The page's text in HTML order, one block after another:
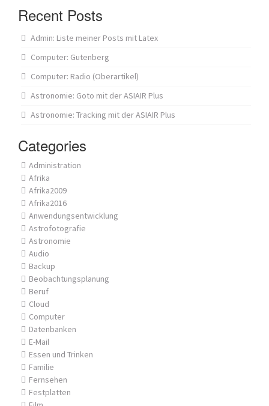
Recent Posts
Admin: Liste meiner Posts mit Latex
Computer: Gutenberg
Computer: Radio (Oberartikel)
Astronomie: Goto mit der ASIAIR Plus
Astronomie: Tracking mit der ASIAIR Plus
Categories
Administration
Afrika
Afrika2009
Afrika2016
Anwendungsentwicklung
Astrofotografie
Astronomie
Audio
Backup
Beobachtungsplanung
Beruf
Cloud
Computer
Datenbanken
E-Mail
Essen und Trinken
Familie
Fernsehen
Festplatten